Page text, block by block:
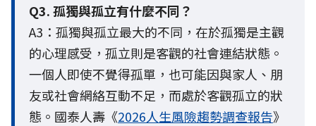
Q3. 孤獨與孤立有什麼不同？
A3：孤獨與孤立最大的不同，在於孤獨是主觀
的心理感受，孤立則是客觀的社會連結狀態。
一個人即使不覺得孤單，也可能因與家人、朋
友或社會網絡互動不足，而處於客觀孤立的狀
態。國泰人壽《2026人生風險趨勢調查報告》